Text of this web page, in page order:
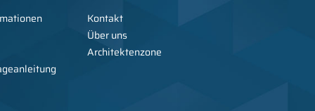
Kontakt
Über uns
Architektenzone